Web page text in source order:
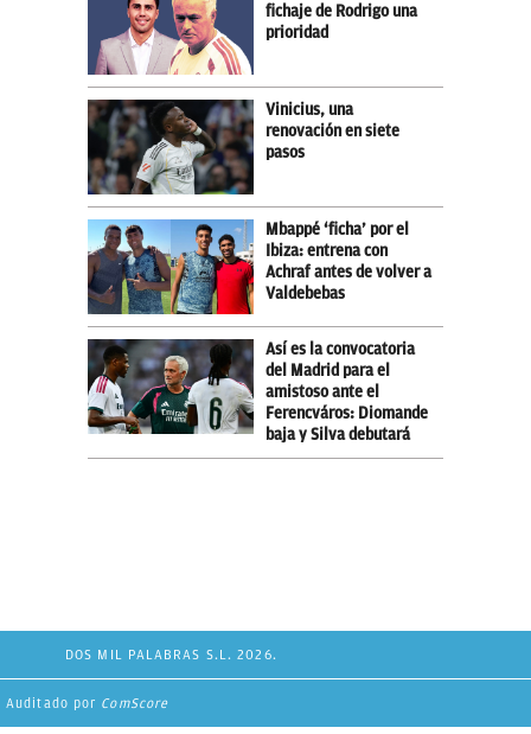
fichaje de Rodrigo una
prioridad
Vinicius, una
renovación en siete
pasos
Mbappé ‘ficha’ por el
Ibiza: entrena con
Achraf antes de volver a
Valdebebas
Así es la convocatoria
del Madrid para el
amistoso ante el
Ferencváros: Diomande
baja y Silva debutará
DOS MIL PALABRAS S.L. 2026.
Auditado por ComScore